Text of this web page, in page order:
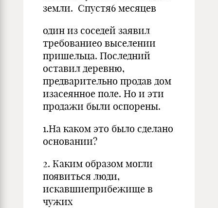
земли. Спустя6 месяцев
один из соседей заявил
требованиео выселении
пришельца. Последний
оставил деревню,
предварительно продав дом
изасеянное поле. Но и эти
продажи были оспорены.
1.На каком это было сделано
основании?
2. Каким образом могли
появиться люди,
искавшиеприбежище в
чужих